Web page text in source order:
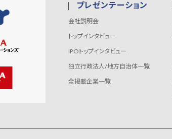
プレゼンテーション
会社説明会
トップインタビュー
IPOトップインタビュー
独立行政法人/地方自治体一覧
全掲載企業一覧